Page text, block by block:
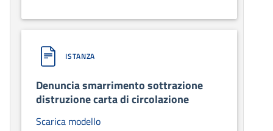
ISTANZA
Denuncia smarrimento sottrazione
distruzione carta di circolazione
Scarica modello